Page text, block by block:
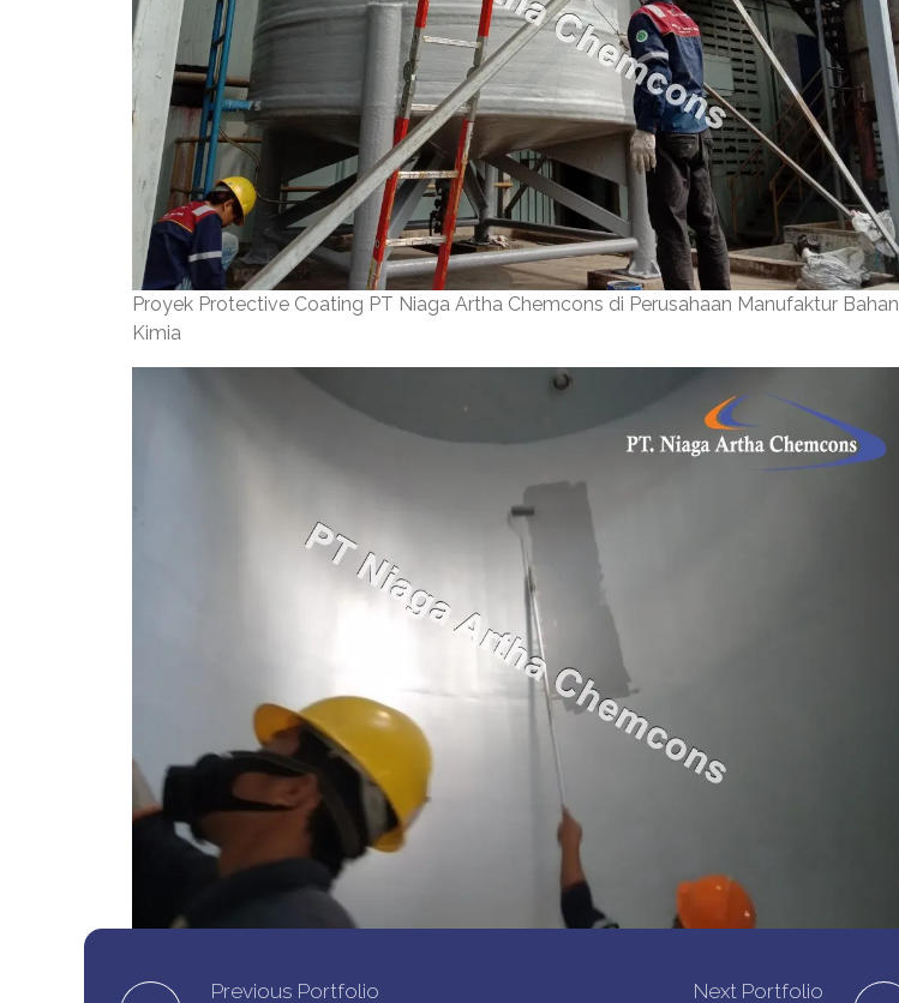
Proyek Protective Coating PT Niaga Artha Chemcons di Perusahaan Manufaktur Bahan
Kimia
Kimia
Previous Portfolio Next Portfolio